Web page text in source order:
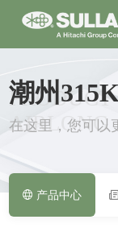
PRODUCT
AIRLONG
潮州
在这里，您可以
产品中心